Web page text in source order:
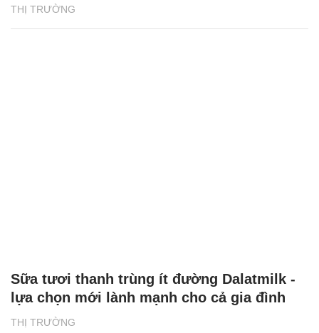
THỊ TRƯỜNG
THỊ TRƯỜNG
Sữa tươi thanh trùng ít đường Dalatmilk -
lựa chọn mới lành mạnh cho cả gia đình